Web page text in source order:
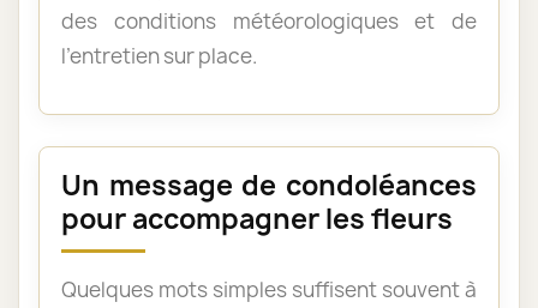
des conditions météorologiques et de
l’entretien sur place.
Un message de condoléances
pour accompagner les fleurs
Quelques mots simples suffisent souvent à